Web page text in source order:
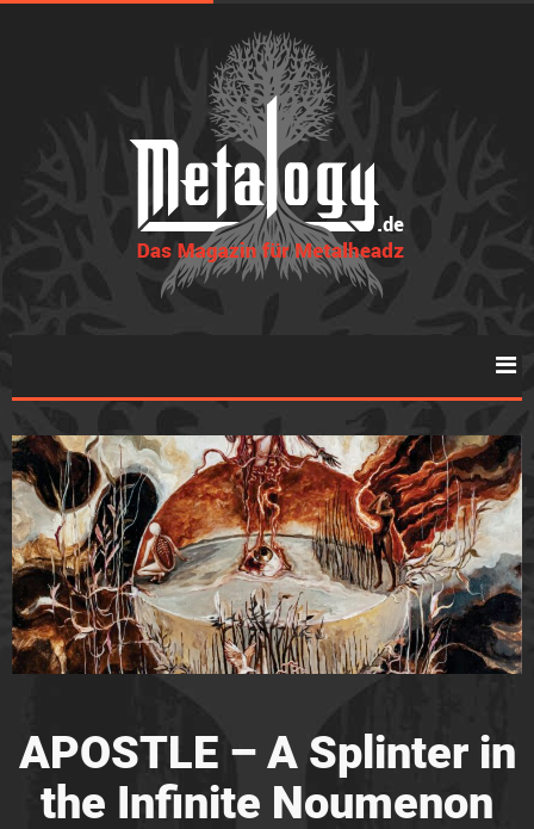
APOSTLE – A Splinter in
the Infinite Noumenon